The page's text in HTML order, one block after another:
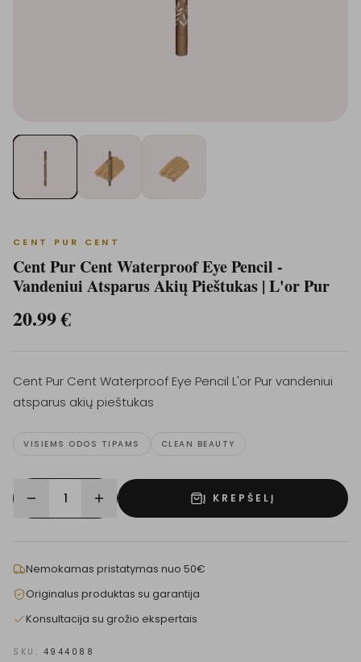
CENT PUR CENT
Cent Pur Cent Waterproof Eye Pencil -
Vandeniui Atsparus Akių Pieštukas | L'or Pur
20.99€
Cent Pur Cent Waterproof Eye Pencil L'or Pur vandeniui
atsparus akių pieštukas
VISIEMS ODOS TIPAMS CLEAN BEAUTY
1 Į KREPŠELĮ
Nemokamas pristatymas nuo 50€
Originalus produktas su garantija
Konsultacija su grožio ekspertais
SKU: 4944088